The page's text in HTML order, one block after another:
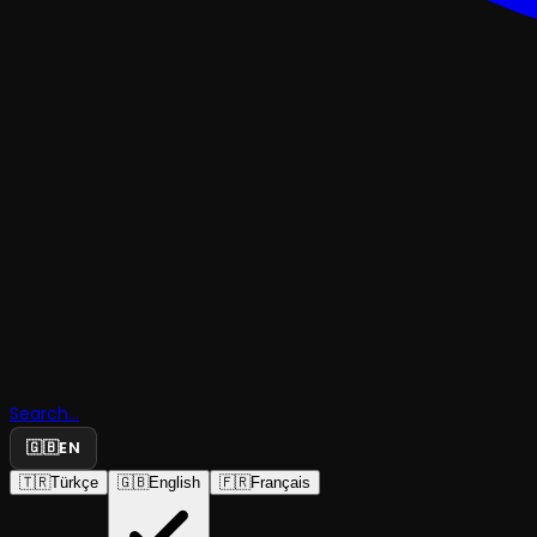
Search...
🇬🇧EN
🇹🇷Türkçe 🇬🇧English 🇫🇷Français
Müzikali